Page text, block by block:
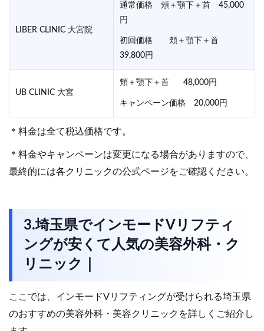
LIBER CLINIC 大宮院
通常価格 頬＋顎下＋首 45,000
円
初回価格 頬＋顎下＋首
39,800円
UB CLINIC 大宮
頬＋顎下＋首 48,000円
キャンペーン価格 20,000円
＊料金は全て税込価格です。
＊料金やキャンペーンは変更になる場合がありますので、
最終的には各クリニックの公式ページをご確認ください。
3.埼玉県でインモードVリフティ
ングが安くて人気の美容外科・ク
リニック｜
ここでは、インモードVリフティングが受けられる埼玉県
のおすすめの美容外科・美容クリニックを詳しくご紹介し